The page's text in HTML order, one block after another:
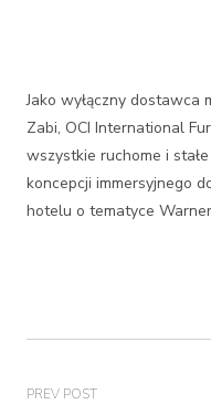
Jako wyłączny
Zabi, OCI International
wszystkie ruchome i
koncepcji immersyjnego
hotelu o tematyce
PREV POST